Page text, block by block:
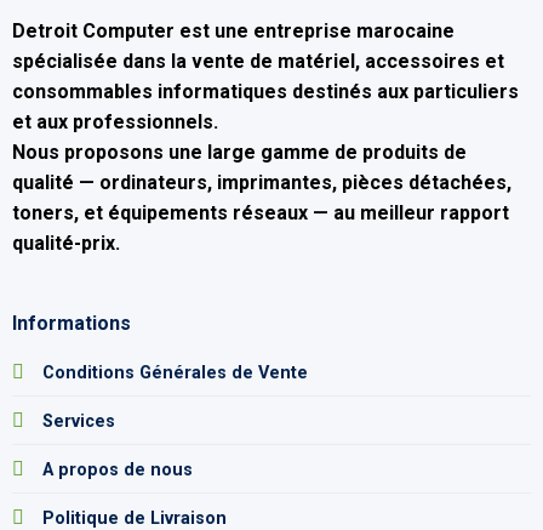
Detroit Computer est une entreprise marocaine
spécialisée dans la vente de matériel, accessoires et
consommables informatiques destinés aux particuliers
et aux professionnels.
Nous proposons une large gamme de produits de
qualité — ordinateurs, imprimantes, pièces détachées,
toners, et équipements réseaux — au meilleur rapport
qualité-prix.
Informations
Conditions Générales de Vente
Services
A propos de nous
Politique de Livraison